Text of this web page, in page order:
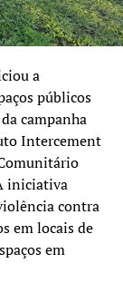
a
públicos
campanha
Intercement
iniciativa
contra
em locais de
em